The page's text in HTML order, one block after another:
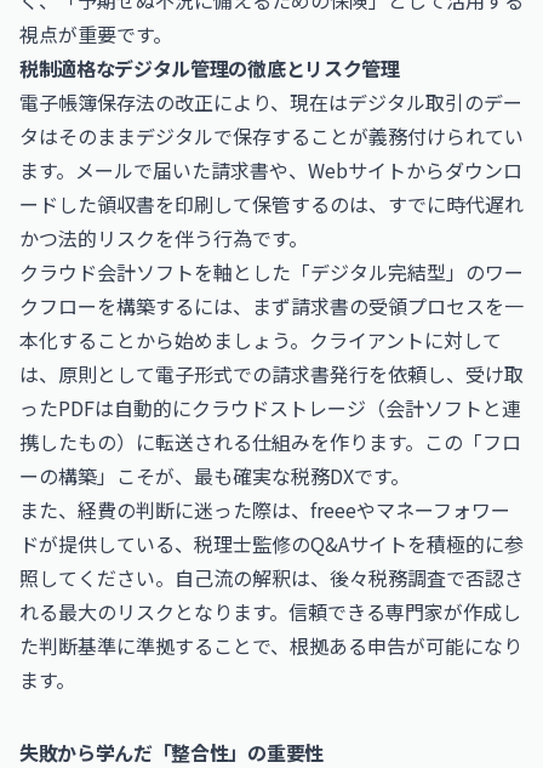
視点が重要です。
税制適格なデジタル管理の徹底とリスク管理
電子帳簿保存法の改正により、現在はデジタル取引のデー
タはそのままデジタルで保存することが義務付けられてい
ます。メールで届いた請求書や、Webサイトからダウンロ
ードした領収書を印刷して保管するのは、すでに時代遅れ
かつ法的リスクを伴う行為です。
クラウド会計ソフトを軸とした「デジタル完結型」のワー
クフローを構築するには、まず請求書の受領プロセスを一
本化することから始めましょう。クライアントに対して
は、原則として電子形式での請求書発行を依頼し、受け取
ったPDFは自動的にクラウドストレージ（会計ソフトと連
携したもの）に転送される仕組みを作ります。この「フロ
ーの構築」こそが、最も確実な税務DXです。
また、経費の判断に迷った際は、freeeやマネーフォワー
ドが提供している、税理士監修のQ&Aサイトを積極的に参
照してください。自己流の解釈は、後々税務調査で否認さ
れる最大のリスクとなります。信頼できる専門家が作成し
た判断基準に準拠することで、根拠ある申告が可能になり
ます。
失敗から学んだ「整合性」の重要性